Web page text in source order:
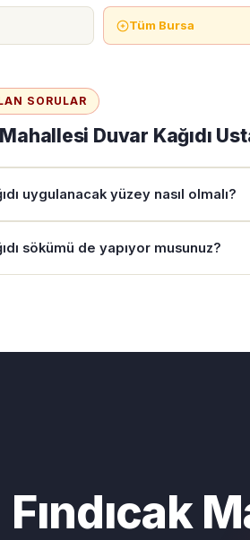
Tüm Bursa
SORULAR
Duvar Kağıdı
uygulanacak yüzey nasıl olmalı?
sökümü de yapıyor musunuz?
Fındıcak